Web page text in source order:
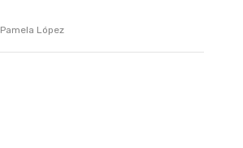
Pamela López